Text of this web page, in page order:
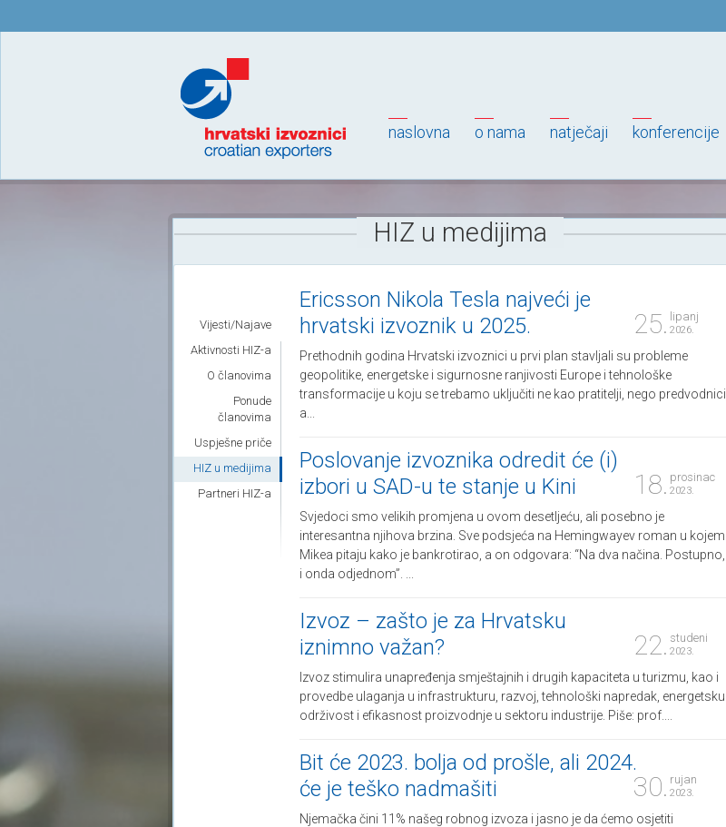
naslovna o nama natječaji konferencije
HIZ u medijima
Vijesti/Najave
Aktivnosti HIZ-a
O članovima
Ponude
članovima
Uspješne priče
HIZ u medijima
Partneri HIZ-a
25. lipanj
2026.
Ericsson Nikola Tesla najveći je
hrvatski izvoznik u 2025.
Prethodnih godina Hrvatski izvoznici u prvi plan stavljali su probleme
geopolitike, energetske i sigurnosne ranjivosti Europe i tehnološke
transformacije u koju se trebamo uključiti ne kao pratitelji, nego predvodnici,
a...
18. prosinac
2023.
Poslovanje izvoznika odredit će (i)
izbori u SAD-u te stanje u Kini
Svjedoci smo velikih promjena u ovom desetljeću, ali posebno je
interesantna njihova brzina. Sve podsjeća na Hemingwayev roman u kojem
Mikea pitaju kako je bankrotirao, a on odgovara: “Na dva načina. Postupno,
i onda odjednom”. ...
22. studeni
2023.
Izvoz – zašto je za Hrvatsku
iznimno važan?
Izvoz stimulira unapređenja smještajnih i drugih kapaciteta u turizmu, kao i
provedbe ulaganja u infrastrukturu, razvoj, tehnološki napredak, energetsku
održivost i efikasnost proizvodnje u sektoru industrije. Piše: prof....
30. rujan
2023.
Bit će 2023. bolja od prošle, ali 2024.
će je teško nadmašiti
Njemačka čini 11% našeg robnog izvoza i jasno je da ćemo osjetiti